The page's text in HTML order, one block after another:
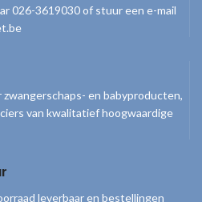
026-3619030 of stuur een e-mail
en babyproducten,
van kwalitatief hoogwaardige
leverbaar en bestellingen